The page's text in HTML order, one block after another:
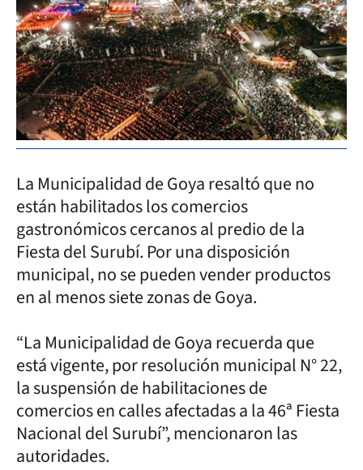
La Municipalidad de Goya resaltó que no
están habilitados los comercios
gastronómicos cercanos al predio de la
Fiesta del Surubí. Por una disposición
municipal, no se pueden vender productos
en al menos siete zonas de Goya.
“La Municipalidad de Goya recuerda que
está vigente, por resolución municipal N° 22,
la suspensión de habilitaciones de
comercios en calles afectadas a la 46ª Fiesta
Nacional del Surubí”, mencionaron las
autoridades.